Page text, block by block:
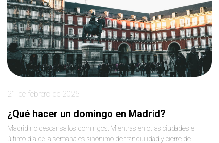
21 de febrero de 2025
¿Qué hacer un domingo en Madrid?
Madrid no descansa los domingos. Mientras en otras ciudades el
último día de la semana es sinónimo de tranquilidad y cierre de